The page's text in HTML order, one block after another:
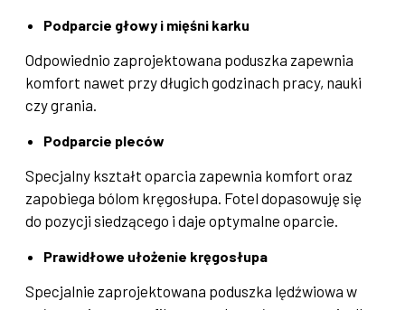
Podparcie głowy i mięśni karku
Odpowiednio zaprojektowana poduszka zapewnia
komfort nawet przy długich godzinach pracy, nauki
czy grania.
Podparcie pleców
Specjalny kształt oparcia zapewnia komfort oraz
zapobiega bólom kręgosłupa. Fotel dopasowuję się
do pozycji siedzącego i daje optymalne oparcie.
Prawidłowe ułożenie kręgosłupa
Specjalnie zaprojektowana poduszka lędźwiowa w